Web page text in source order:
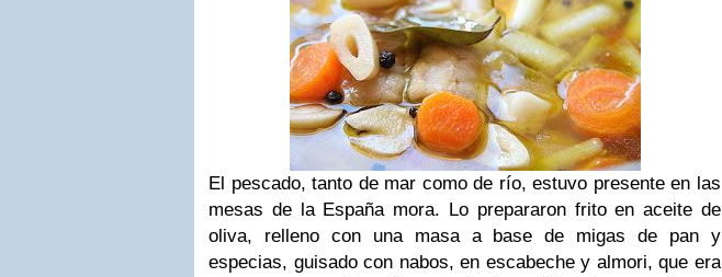
El pescado, tanto de mar como de río, estuvo presente en las
mesas de la España mora. Lo prepararon frito en aceite de
oliva, relleno con una masa a base de migas de pan y
especias, guisado con nabos, en escabeche y almori, que era